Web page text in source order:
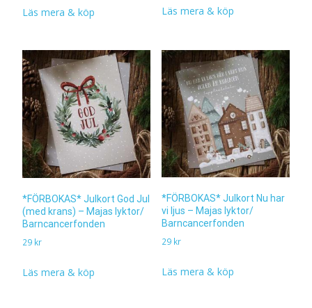
Läs mera & köp Läs mera & köp
*FÖRBOKAS* Julkort God Jul
(med krans) – Majas lyktor/
Barncancerfonden
29 kr
Läs mera & köp
*FÖRBOKAS* Julkort Nu har
vi ljus – Majas lyktor/
Barncancerfonden
29 kr
Läs mera & köp